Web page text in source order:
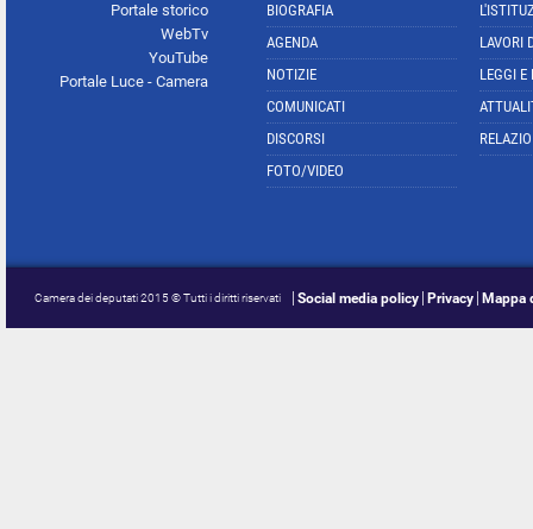
Portale storico
WebTv
YouTube
Portale Luce - Camera
BIOGRAFIA
AGENDA
NOTIZIE
COMUNICATI
DISCORSI
FOTO/VIDEO
LAVORI
LEGGI E
Camera dei deputati 2015 © Tutti i diritti riservati Social media policy Privacy Mappa